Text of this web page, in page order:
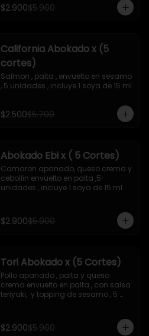
$2.900$5.900
California Abokado x (5
cortes)
Salmon , palta , envuelto en sesamo
, 5 unidades , incluye 1 soya de 15 ml
$2.500$5.700
Abokado Ebi x ( 5 Cortes)
Camaron apanado, queso crema y
cebollin envuelto en palta ,5
unidades , incluye 1 soya de 15 ml
$2.900$5.900
Tori Abokado x (5 Cortes)
Pollo apanado , palta y queso
crema envuelto en palta , con salsa
teriyaki,  y topping de sesamo , 5
$2.900$5.900